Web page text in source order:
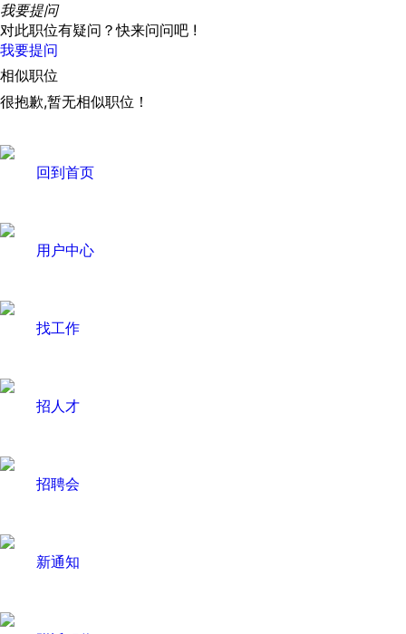
我要提问
对此职位有疑问？快来问问吧 !
我要提问
相似职位
很抱歉,暂无相似职位！
回到首页
用户中心
找工作
招人才
招聘会
新通知